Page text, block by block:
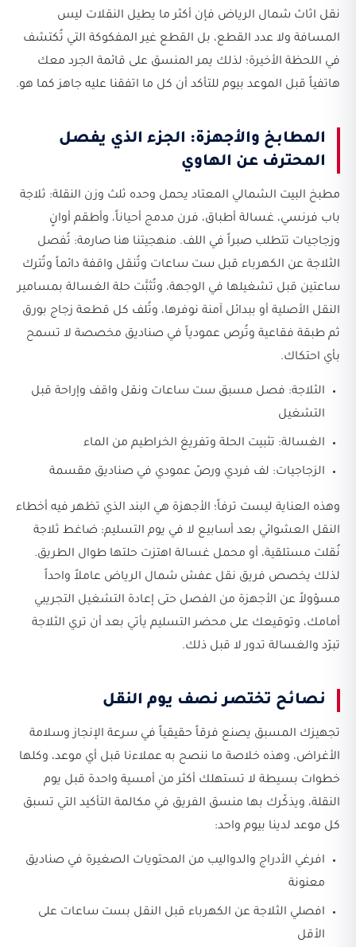
نقل اثاث شمال الرياض فإن أكثر ما يطيل النقلات ليس
المسافة ولا عدد القطع، بل القطع غير المفكوكة التي تُكتشف
في اللحظة الأخيرة؛ لذلك يمر المنسق على قائمة الجرد معك
هاتفياً قبل الموعد بيوم للتأكد أن كل ما اتفقنا عليه جاهز كما هو.
المطابخ والأجهزة: الجزء الذي يفصل
المحترف عن الهاوي
مطبخ البيت الشمالي المعتاد يحمل وحده ثلث وزن النقلة: ثلاجة
باب فرنسي، غسالة أطباق، فرن مدمج أحياناً، وأطقم أوانٍ
وزجاجيات تتطلب صبراً في اللف. منهجيتنا هنا صارمة: تُفصل
الثلاجة عن الكهرباء قبل ست ساعات وتُنقل واقفة دائماً وتُترك
ساعتين قبل تشغيلها في الوجهة، وتُثبَّت حلة الغسالة بمسامير
النقل الأصلية أو ببدائل آمنة نوفرها، وتُلف كل قطعة زجاج بورق
ثم طبقة فقاعية وتُرص عمودياً في صناديق مخصصة لا تسمح
بأي احتكاك.
الثلاجة: فصل مسبق ست ساعات ونقل واقف وإراحة قبل
التشغيل
الغسالة: تثبيت الحلة وتفريغ الخراطيم من الماء
الزجاجيات: لف فردي ورصّ عمودي في صناديق مقسمة
وهذه العناية ليست ترفاً؛ الأجهزة هي البند الذي تظهر فيه أخطاء
النقل العشوائي بعد أسابيع لا في يوم التسليم: ضاغط ثلاجة
نُقلت مستلقية، أو محمل غسالة اهتزت حلتها طوال الطريق.
لذلك يخصص فريق نقل عفش شمال الرياض عاملاً واحداً
مسؤولاً عن الأجهزة من الفصل حتى إعادة التشغيل التجريبي
أمامك، وتوقيعك على محضر التسليم يأتي بعد أن تري الثلاجة
تبرّد والغسالة تدور لا قبل ذلك.
نصائح تختصر نصف يوم النقل
تجهيزك المسبق يصنع فرقاً حقيقياً في سرعة الإنجاز وسلامة
الأغراض، وهذه خلاصة ما ننصح به عملاءنا قبل أي موعد، وكلها
خطوات بسيطة لا تستهلك أكثر من أمسية واحدة قبل يوم
النقلة، ويذكّرك بها منسق الفريق في مكالمة التأكيد التي تسبق
كل موعد لدينا بيوم واحد:
افرغي الأدراج والدواليب من المحتويات الصغيرة في صناديق
معنونة
افصلي الثلاجة عن الكهرباء قبل النقل بست ساعات على
الأقل